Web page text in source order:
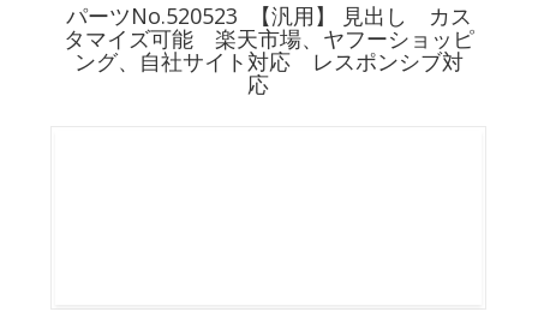
パーツNo.520523 【汎用】 見出し カス
タマイズ可能 楽天市場、ヤフーショッピ
ング、自社サイト対応 レスポンシブ対
応